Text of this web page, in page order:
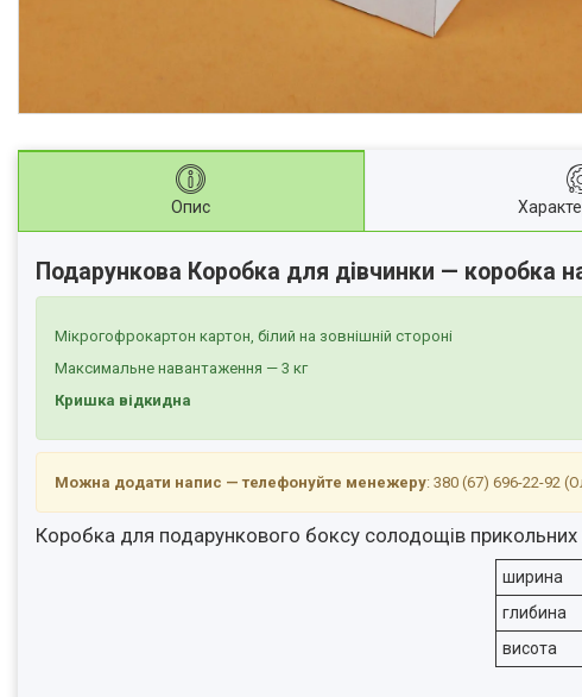
Опис
Подарункова Коробка для дівчинки — коробка
Мікрогофрокартон картон, білий на зовнішній стороні
Максимальне навантаження — 3 кг
Кришка відкидна
Можна додати напис — телефонуйте менежеру: 380 (67) 696-22-92
Коробка для подарункового боксу солодощів
ширина
глибина
висота